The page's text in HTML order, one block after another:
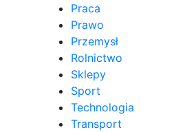
Praca
Prawo
Przemysł
Rolnictwo
Sklepy
Sport
Technologia
Transport